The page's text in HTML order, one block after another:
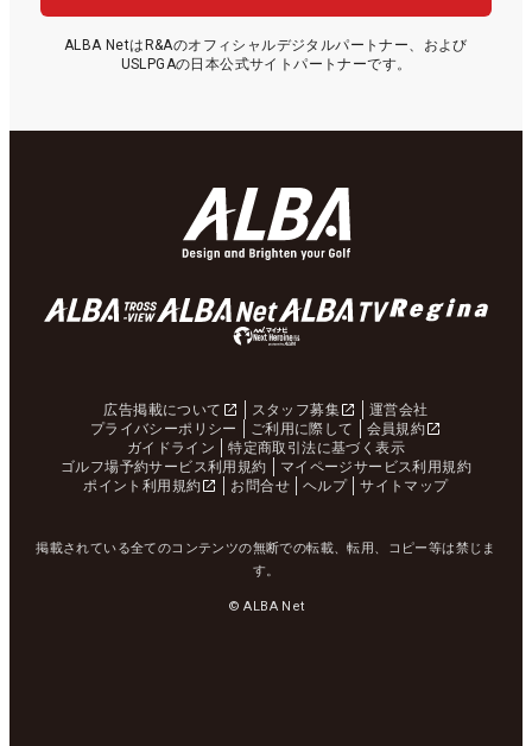
ALBA NetはR&Aのオフィシャルデジタルパートナー、および
USLPGAの日本公式サイトパートナーです。
広告掲載について スタッフ募集
運営会社
プライバシーポリシー
ご利用に際して
会員規約
ガイドライン
特定商取引法に基づく表示
ゴルフ場予約サービス利用規約
マイページサービス利用規約
ポイント利用規約
お問合せ ヘルプ サイトマップ
掲載されている全てのコンテンツの無断での転載、転用、コピー等は禁じま
す。
© ALBA Net